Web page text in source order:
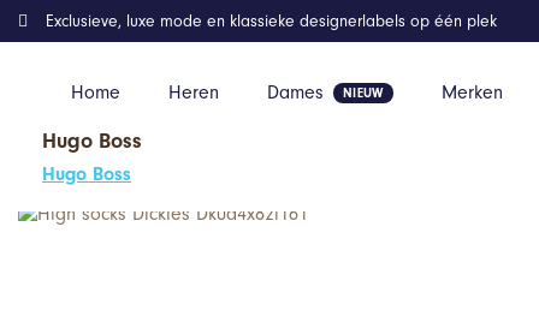
Home Heren Dames Merken
Exclusieve, luxe mode en klassieke designerlabels op één plek
Hugo Boss
Hugo Boss
Home Kleding